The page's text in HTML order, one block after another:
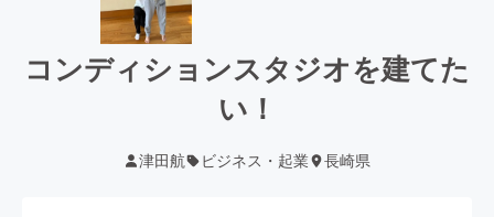
コンディションスタジオを建てた
い！
津田航 ビジネス・起業 長崎県